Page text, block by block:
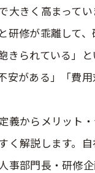
大きく高まってい
研修が乖離して
きられている」
安がある」「費
義からメリット
く解説します。
事部門長・研修